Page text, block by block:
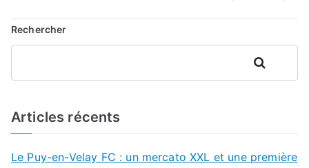
Rechercher
Rechercher
Articles récents
Le Puy-en-Velay FC : un mercato XXL et une première